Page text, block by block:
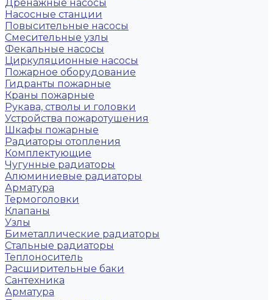
Дренажные насосы
Насосные станции
Повысительные насосы
Смесительные узлы
Фекальные насосы
Циркуляционные насосы
Пожарное оборудование
Гидранты пожарные
Краны пожарные
Рукава, стволы и головки
Устройства пожаротушения
Шкафы пожарные
Радиаторы отопления
Комплектующие
Чугунные радиаторы
Алюминиевые радиаторы
Арматура
Термоголовки
Клапаны
Узлы
Биметаллические радиаторы
Стальные радиаторы
Теплоноситель
Расширительные баки
Сантехника
Арматура